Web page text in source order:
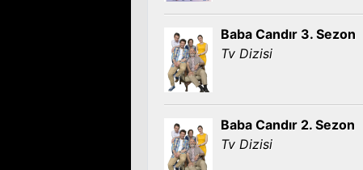
Baba Candır 3. Sezon
Tv Dizisi
Baba Candır 2. Sezon
Tv Dizisi